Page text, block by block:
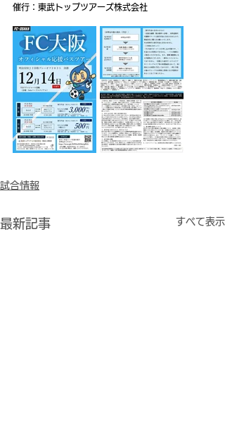
催行：東武トップツアーズ株式会社
試合情報
最新記事 すべて表示